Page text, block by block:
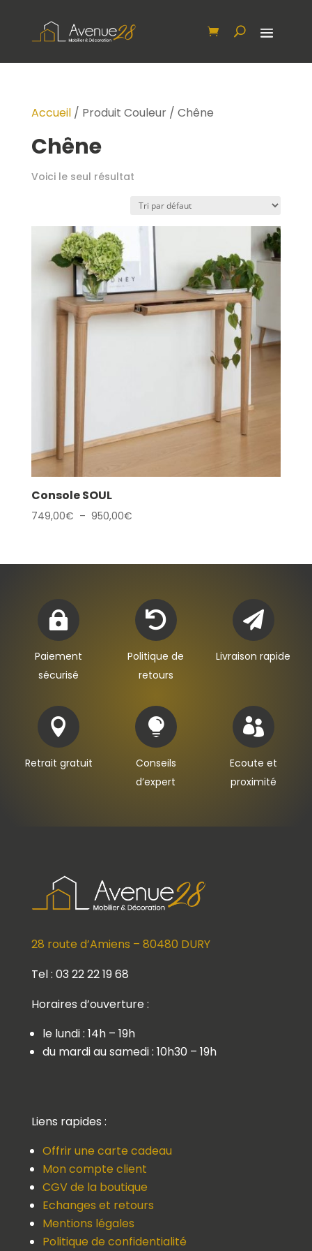
Accueil/ Produit Couleur / Chêne
Chêne
Voici le seul résultat
Console SOUL
749,00€ – 950,00€Plage
749,00€

Paiement
sécurisé

Politique de
retours

Livraison rapide

Retrait gratuit

Conseils
d’expert

Ecoute et
proximité
28 route d’Amiens – 80480 DURY
Tel : 03 22 22 19 68
Horaires d’ouverture :
le lundi : 14h – 19h
du mardi au samedi : 10h30 – 19h
Liens rapides :
Offrir une carte cadeau
Mon compte client
CGV de la boutique
Echanges et retours
Mentions légales
Politique de confidentialité